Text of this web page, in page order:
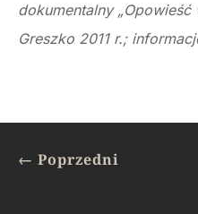
dokumentalny „Opowieść
Greszko 2011 r.;
← Poprzedni